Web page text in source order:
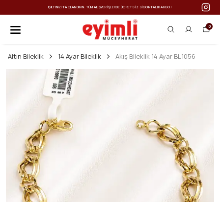
IŞILTINIZI TAÇLANDIRIN: TÜM ALIŞVERIŞLERDE ÜCRETSIZ SIGORTALI KARGO!
0
Altın Bileklik 14 Ayar Bileklik Akış Bileklik 14 Ayar BL1056